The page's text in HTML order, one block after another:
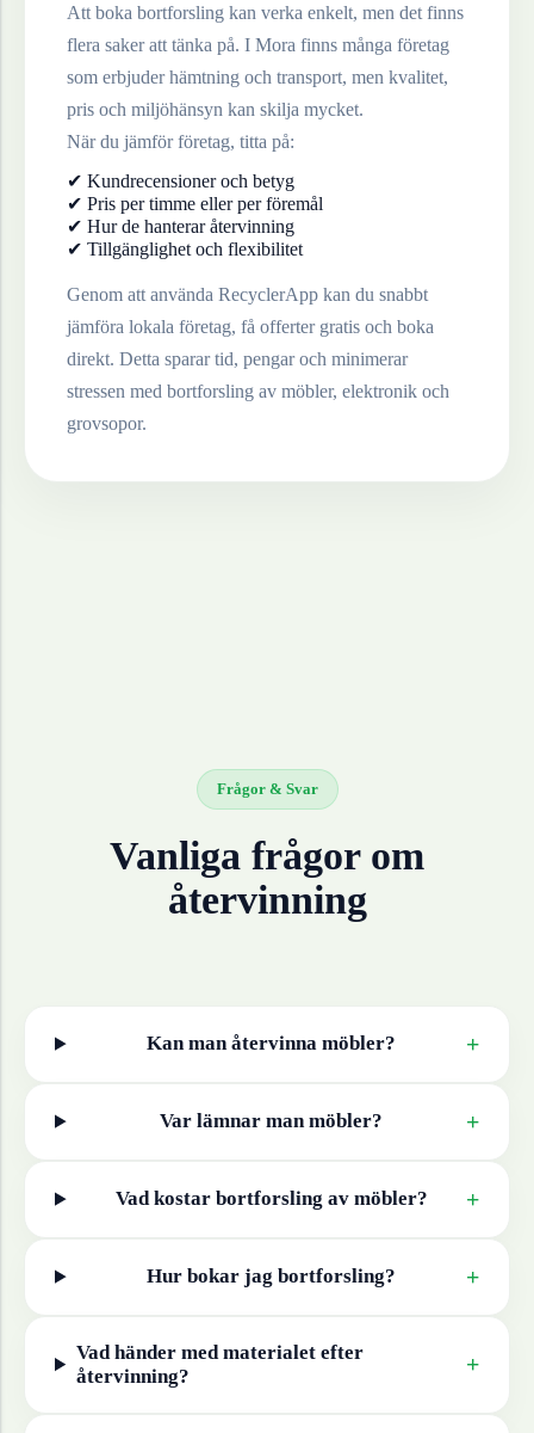
Att boka bortforsling kan verka enkelt, men det finns
flera saker att tänka på. I Mora finns många företag
som erbjuder hämtning och transport, men kvalitet,
pris och miljöhänsyn kan skilja mycket.
När du jämför företag, titta på:
✔ Kundrecensioner och betyg
✔ Pris per timme eller per föremål
✔ Hur de hanterar återvinning
✔ Tillgänglighet och flexibilitet
Genom att använda RecyclerApp kan du snabbt
jämföra lokala företag, få offerter gratis och boka
direkt. Detta sparar tid, pengar och minimerar
stressen med bortforsling av möbler, elektronik och
grovsopor.
Frågor & Svar
Vanliga frågor om
återvinning
Kan man återvinna möbler? +
Var lämnar manmöbler? +
Vad kostar bortforsling av möbler? +
Hur bokar jag bortforsling? +
Vad händer med materialet efter
återvinning?
+